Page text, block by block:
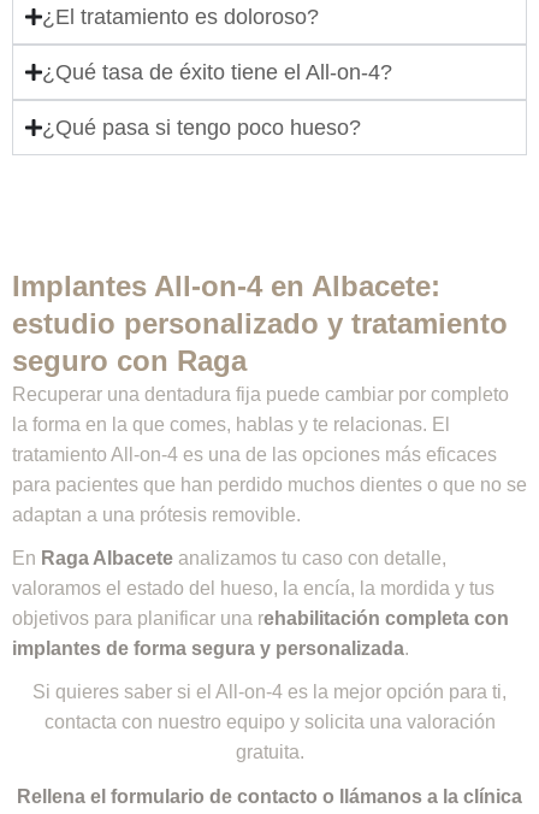
¿El tratamiento es doloroso?
¿Qué tasa de éxito tiene el All-on-4?
¿Qué pasa si tengo poco hueso?
Implantes All-on-4 en Albacete:
estudio personalizado y tratamiento
seguro con Raga
Recuperar una dentadura fija puede cambiar por completo
la forma en la que comes, hablas y te relacionas. El
tratamiento All-on-4 es una de las opciones más eficaces
para pacientes que han perdido muchos dientes o que no se
adaptan a una prótesis removible.
En Raga Albacete analizamos tu caso con detalle,
valoramos el estado del hueso, la encía, la mordida y tus
objetivos para planificar una rehabilitación completa con
implantes de forma segura y personalizada.
Si quieres saber si el All-on-4 es la mejor opción para ti,
contacta con nuestro equipo y solicita una valoración
gratuita.
Rellena el formulario de contacto o llámanos a la clínica